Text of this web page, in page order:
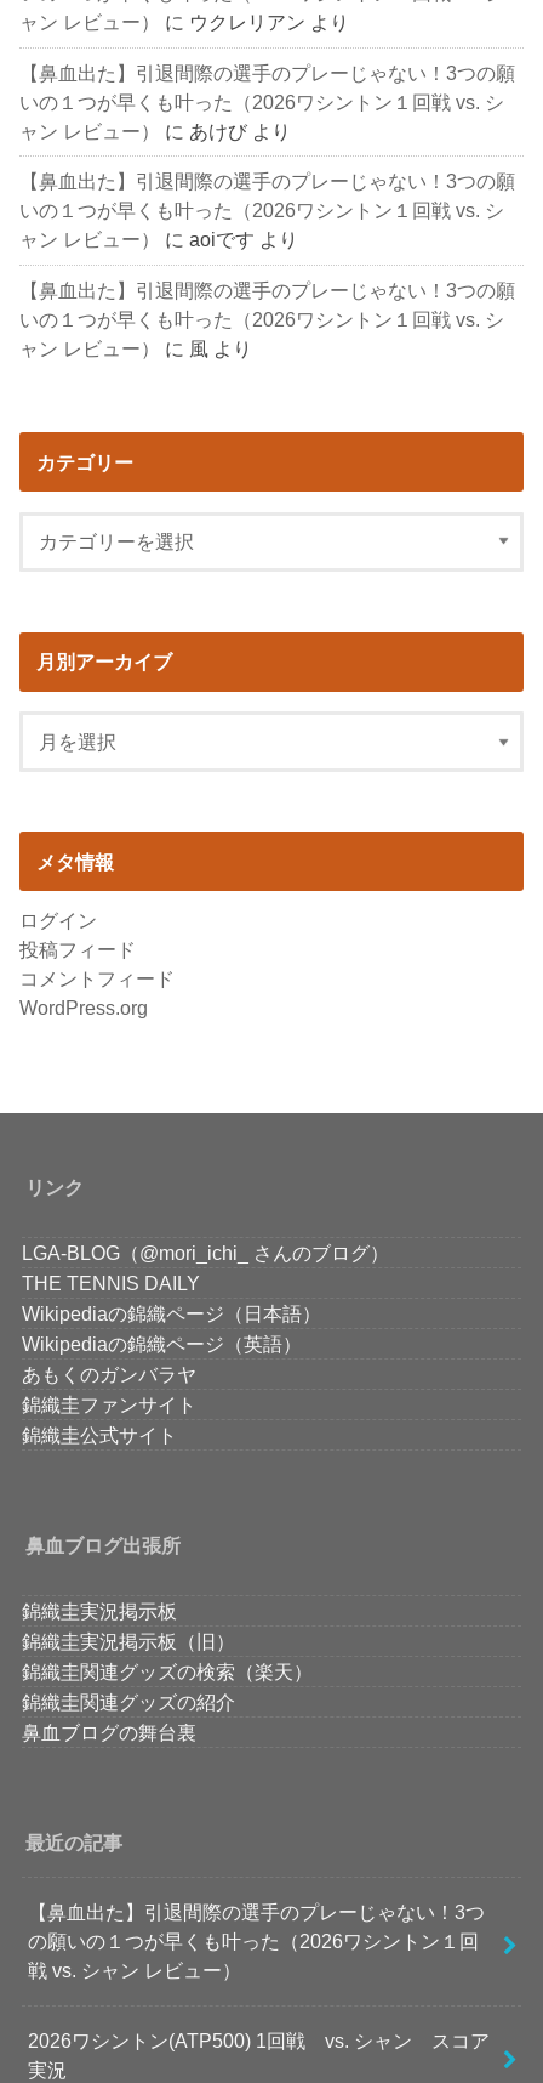
ャン レビュー）
に ウクレリアン より
【鼻血出た】引退間際の選手のプレーじゃない！3つの願
いの１つが早くも叶った（2026ワシントン１回戦 vs. シ
ャン レビュー）
に あけび より
【鼻血出た】引退間際の選手のプレーじゃない！3つの願
いの１つが早くも叶った（2026ワシントン１回戦 vs. シ
ャン レビュー）
にaoiです より
【鼻血出た】引退間際の選手のプレーじゃない！3つの願
いの１つが早くも叶った（2026ワシントン１回戦 vs. シ
ャン レビュー）
に 風 より
カテゴリー
月別アーカイブ
メタ情報
ログイン
投稿フィード
コメントフィード
WordPress.org
リンク
LGA-BLOG（@mori_ichi_ さんのブログ）
THE TENNIS DAILY
Wikipediaの錦織ページ（日本語）
Wikipediaの錦織ページ（英語）
あもくのガンバラヤ
錦織圭ファンサイト
錦織圭公式サイト
鼻血ブログ出張所
錦織圭実況掲示板
錦織圭実況掲示板（旧）
錦織圭関連グッズの検索（楽天）
錦織圭関連グッズの紹介
鼻血ブログの舞台裏
最近の記事
【鼻血出た】引退間際の選手のプレーじゃない！3つ
の願いの１つが早くも叶った（2026ワシントン１回
戦 vs. シャン レビュー）
2026ワシントン(ATP500) 1回戦 vs. シャン スコア
実況